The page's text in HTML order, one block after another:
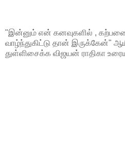
"இன்னும் என் கனவுகளில் ,
வாழ்ந்துகிட்டு தான் இருக்கேன்"
துள்ளிசைக்க விஜயன் ராதிகா